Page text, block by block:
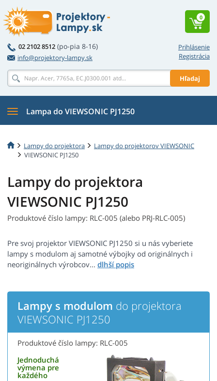
Prihlásenie
Registrácia
02 2102 8512 (po-pia 8-16)
info@projektory-lampy.sk
Hľadaj
0
Lampa do VIEWSONIC PJ1250
Lampy do projektora
Lampy do projektorov VIEWSONIC
VIEWSONIC PJ1250
Lampy do projektora
VIEWSONIC PJ1250
Produktové číslo lampy: RLC-005 (alebo PRJ-RLC-005)
Pre svoj projektor VIEWSONIC PJ1250 si u nás vyberiete
lampy s modulom aj samotné výbojky od originálnych i
neoriginálnych výrobcov...
Lampy s modulom do projektora
VIEWSONIC PJ1250
Produktové číslo lampy: RLC-005
Jednoduchá
výmena pre
každého